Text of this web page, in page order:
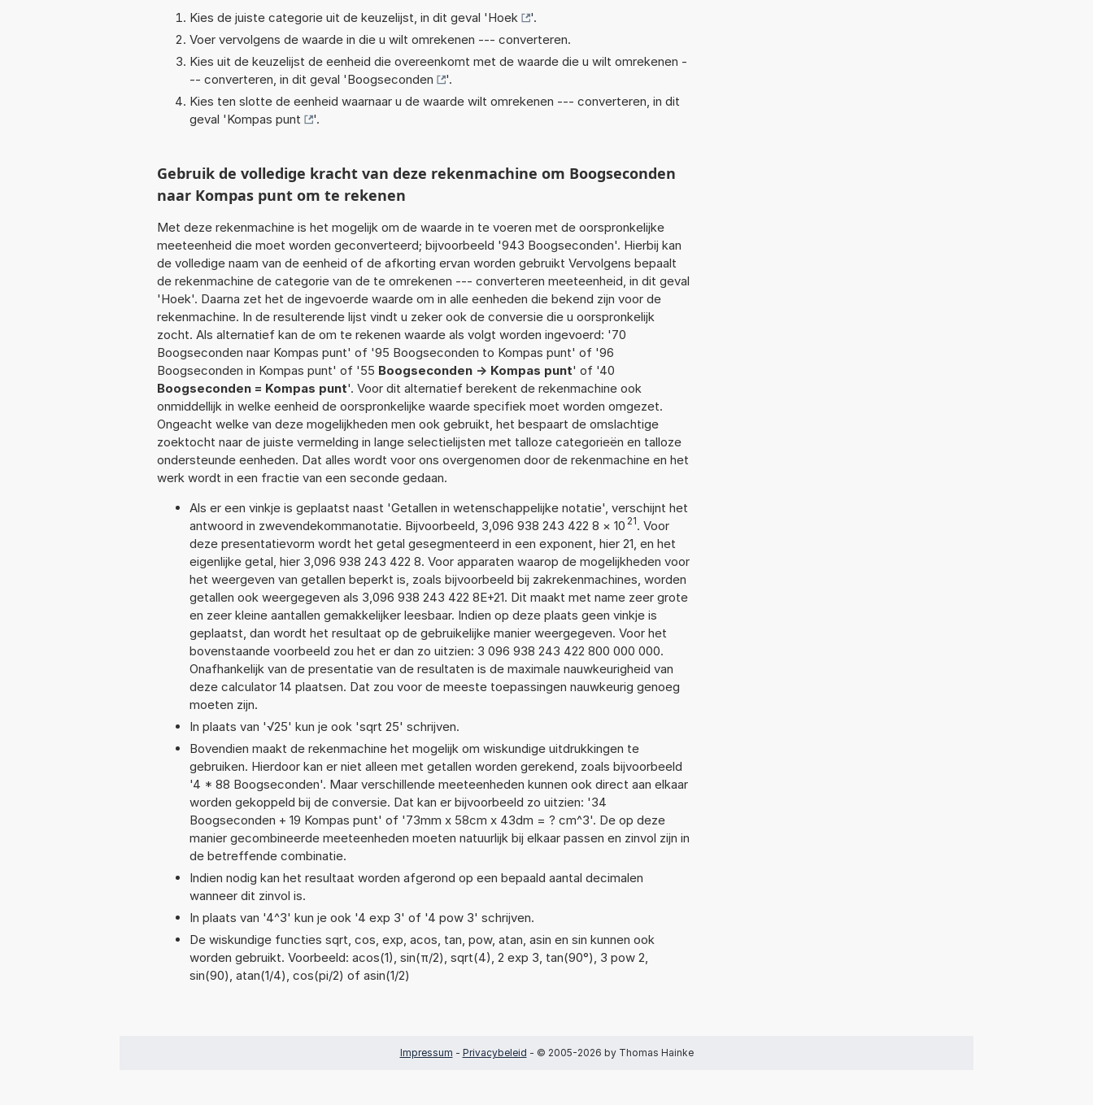
Kies de juiste categorie uit de keuzelijst, in dit geval 'Hoek
'.
Voer vervolgens de waarde in die u wilt omrekenen --- converteren.
Kies uit de keuzelijst de eenheid die overeenkomt met de waarde die u wilt omrekenen -
-- converteren, in dit geval 'Boogseconden
'.
Kies ten slotte de eenheid waarnaar u de waarde wilt omrekenen --- converteren, in dit
geval 'Kompas punt '.
Gebruik de volledige kracht van deze rekenmachine om Boogseconden
naar Kompas punt om te rekenen
Met deze rekenmachine is het mogelijk om de waarde in te voeren met de oorspronkelijke
meeteenheid die moet worden geconverteerd; bijvoorbeeld '943 Boogseconden'. Hierbij kan
de volledige naam van de eenheid of de afkorting ervan worden gebruikt Vervolgens bepaalt
de rekenmachine de categorie van de te omrekenen --- converteren meeteenheid, in dit geval
'Hoek'. Daarna zet het de ingevoerde waarde om in alle eenheden die bekend zijn voor de
rekenmachine. In de resulterende lijst vindt u zeker ook de conversie die u oorspronkelijk
zocht. Als alternatief kan de om te rekenen waarde als volgt worden ingevoerd: '70
Boogseconden naar Kompas punt' of '95 Boogseconden to Kompas punt' of '96
Boogseconden in Kompas punt' of '55 Boogseconden -> Kompas punt' of '40
Boogseconden = Kompas punt'. Voor dit alternatief berekent de rekenmachine ook
onmiddellijk in welke eenheid de oorspronkelijke waarde specifiek moet worden omgezet.
Ongeacht welke van deze mogelijkheden men ook gebruikt, het bespaart de omslachtige
zoektocht naar de juiste vermelding in lange selectielijsten met talloze categorieën en talloze
ondersteunde eenheden. Dat alles wordt voor ons overgenomen door de rekenmachine en het
werk wordt in een fractie van een seconde gedaan.
Als er een vinkje is geplaatst naast 'Getallen in wetenschappelijke notatie', verschijnt het
antwoord in zwevendekommanotatie. Bijvoorbeeld, 3,096 938 243 422 8 × 10 21. Voor
deze presentatievorm wordt het getal gesegmenteerd in een exponent, hier 21, en het
eigenlijke getal, hier 3,096 938 243 422 8. Voor apparaten waarop de mogelijkheden voor
het weergeven van getallen beperkt is, zoals bijvoorbeeld bij zakrekenmachines, worden
getallen ook weergegeven als 3,096 938 243 422 8E+21. Dit maakt met name zeer grote
en zeer kleine aantallen gemakkelijker leesbaar. Indien op deze plaats geen vinkje is
geplaatst, dan wordt het resultaat op de gebruikelijke manier weergegeven. Voor het
bovenstaande voorbeeld zou het er dan zo uitzien: 3 096 938 243 422 800 000 000.
Onafhankelijk van de presentatie van de resultaten is de maximale nauwkeurigheid van
deze calculator 14 plaatsen. Dat zou voor de meeste toepassingen nauwkeurig genoeg
moeten zijn.
In plaats van '√25' kun je ook 'sqrt 25' schrijven.
Bovendien maakt de rekenmachine het mogelijk om wiskundige uitdrukkingen te
gebruiken. Hierdoor kan er niet alleen met getallen worden gerekend, zoals bijvoorbeeld
'4 * 88 Boogseconden'. Maar verschillende meeteenheden kunnen ook direct aan elkaar
worden gekoppeld bij de conversie. Dat kan er bijvoorbeeld zo uitzien: '34
Boogseconden + 19 Kompas punt' of '73mm x 58cm x 43dm = ? cm^3'. De op deze
manier gecombineerde meeteenheden moeten natuurlijk bij elkaar passen en zinvol zijn in
de betreffende combinatie.
Indien nodig kan het resultaat worden afgerond op een bepaald aantal decimalen
wanneer dit zinvol is.
In plaats van '4^3' kun je ook '4 exp 3' of '4 pow 3' schrijven.
De wiskundige functies sqrt, cos, exp, acos, tan, pow, atan, asin en sin kunnen ook
worden gebruikt. Voorbeeld: acos(1), sin(π/2), sqrt(4), 2 exp 3, tan(90°), 3 pow 2,
sin(90), atan(1/4), cos(pi/2) of asin(1/2)
Impressum - Privacybeleid - © 2005-2026 by Thomas Hainke